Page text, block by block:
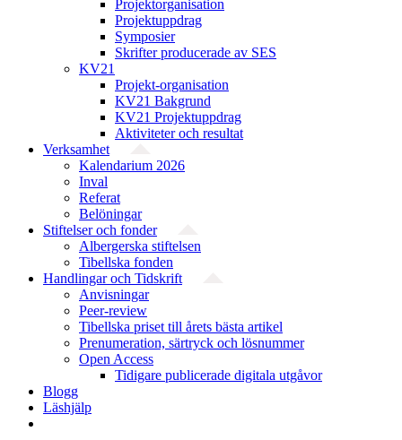
Projekt­organisation
Projektuppdrag
Symposier
Skrifter producerade av SES
KV21
Projekt-organisation
KV21 Bakgrund
KV21 Projektuppdrag
Aktiviteter och resultat
Verksamhet
Kalendarium 2026
Inval
Referat
Belöningar
Stiftelser och fonder
Albergerska stiftelsen
Tibellska fonden
Handlingar och Tidskrift
Anvisningar
Peer-review
Tibellska priset till årets bästa artikel
Prenumeration, särtryck och lösnummer
Open Access
Tidigare publicerade digitala utgåvor
Blogg
Läshjälp